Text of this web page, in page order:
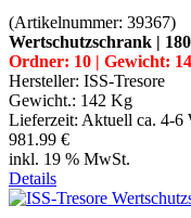
(Artikelnummer: 39367)
Wertschutzschrank |
Ordner: 10 | Gewicht:
Hersteller: ISS-Tresore
Gewicht.: 142 Kg
Lieferzeit: Aktuell ca. 4-6
981.99 €
inkl. 19 % MwSt.
Details